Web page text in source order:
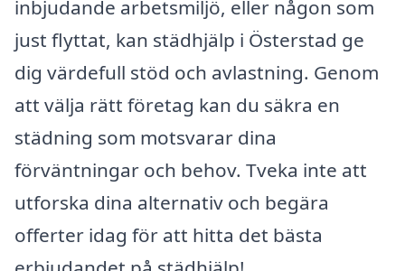
inbjudande arbetsmiljö, eller någon som
just flyttat, kan städhjälp i Österstad ge
dig värdefull stöd och avlastning. Genom
att välja rätt företag kan du säkra en
städning som motsvarar dina
förväntningar och behov. Tveka inte att
utforska dina alternativ och begära
offerter idag för att hitta det bästa